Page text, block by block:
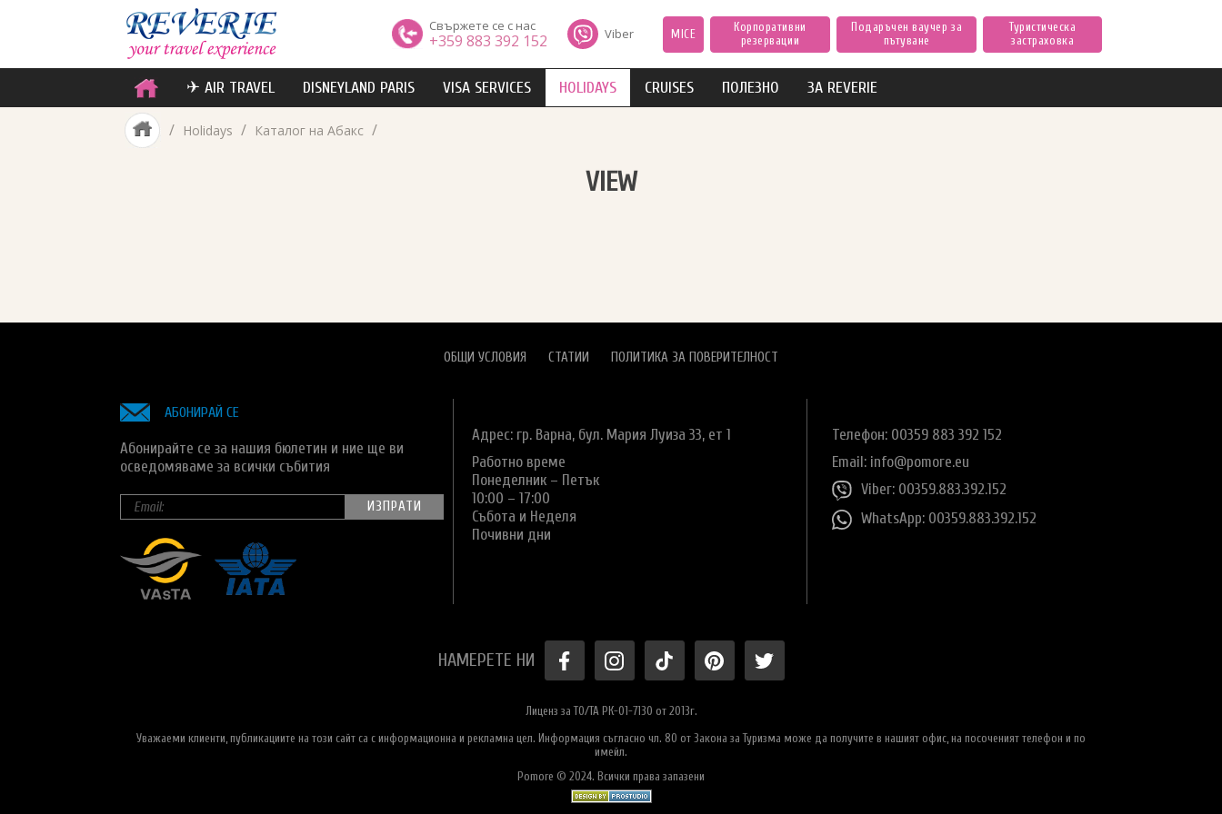
Свържете се с нас
+359 883 392 152 Viber MICE
Корпоративни
резервации
Подаръчен ваучер за
пътуване
Туристическа
застраховка
✈ AIR TRAVEL DISNEYLAND PARIS VISA SERVICES HOLIDAYS CRUISES ПОЛЕЗНО ЗА REVERIE
/ Holidays / Каталог на Абакс /
VIEW
ОБЩИ УСЛОВИЯ СТАТИИ ПОЛИТИКА ЗА ПОВЕРИТЕЛНОСТ
АБОНИРАЙ СЕ
Абонирайте се за нашия бюлетин и ние ще ви
осведомяваме за всички събития
Адрес: гр. Варна, бул. Мария Луиза 33, ет 1
Работно време
Понеделник – Петък
10:00 – 17:00
Събота и Неделя
Почивни дни
Телефон: 00359 883 392 152
Email: info@pomore.eu
Viber: 00359.883.392.152
WhatsApp: 00359.883.392.152
НАМЕРЕТЕ НИ
Лиценз за ТО/ТА РК-01-7130 от 2013г.
Уважаеми клиенти, публикациите на този сайт са с информационна и рекламна цел. Информация съгласно чл. 80 от Закона за Туризма може да получите в нашият офис, на посоченият телефон и по
имейл.
Pomore © 2024. Всички права запазени